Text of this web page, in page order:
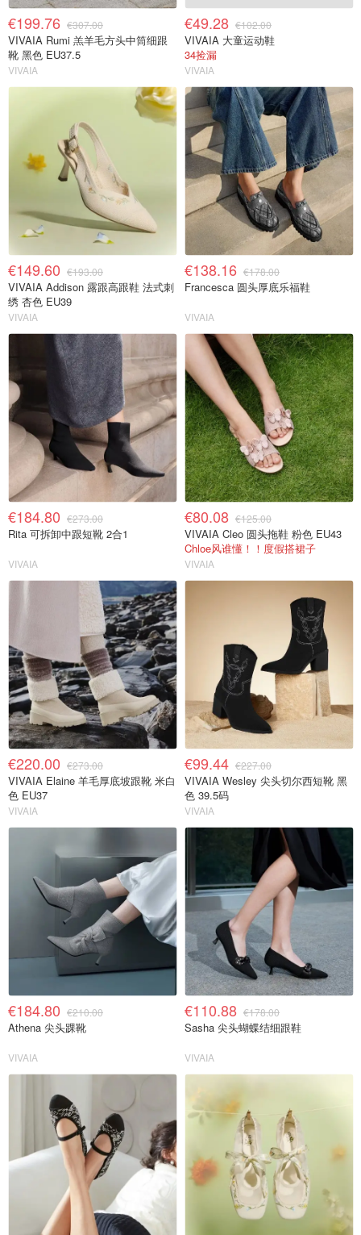
€199.76 €307.00
VIVAIA Rumi 羔羊毛方头中筒细跟
靴 黑色 EU37.5
VIVAIA
€49.28 €102.00
VIVAIA 大童运动鞋
34捡漏
VIVAIA
€149.60 €193.00
VIVAIA Addison 露跟高跟鞋 法式刺
绣 杏色 EU39
VIVAIA
€138.16 €178.00
Francesca 圆头厚底乐福鞋
VIVAIA
€184.80 €273.00
Rita 可拆卸中跟短靴 2合1
VIVAIA
€80.08 €125.00
VIVAIA Cleo 圆头拖鞋 粉色 EU43
Chloe风谁懂！！度假搭裙子
VIVAIA
€220.00 €273.00
VIVAIA Elaine 羊毛厚底坡跟靴 米白
色 EU37
VIVAIA
€99.44 €227.00
VIVAIA Wesley 尖头切尔西短靴 黑
色 39.5码
VIVAIA
€184.80 €210.00
Athena 尖头踝靴
VIVAIA
€110.88 €178.00
Sasha 尖头蝴蝶结细跟鞋
VIVAIA